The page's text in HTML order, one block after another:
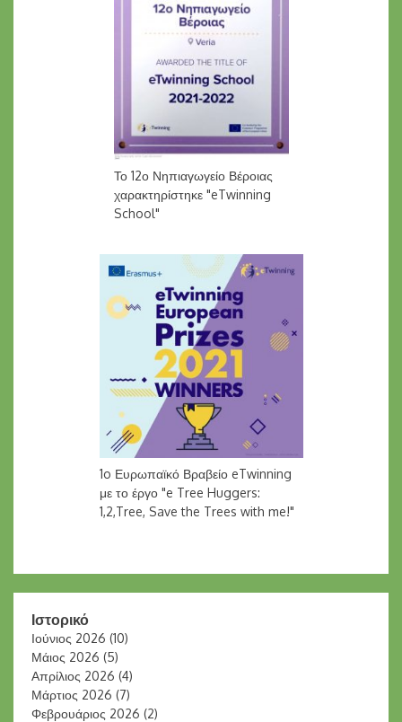
Το 12ο Νηπιαγωγείο Βέροιας
χαρακτηρίστηκε "eTwinning
School"
1o Ευρωπαϊκό Βραβείο eTwinning
με το έργο "e Tree Huggers:
1,2,Tree, Save the Trees with me!"
Ιστορικό
Ιούνιος 2026 (10)
Μάιος 2026 (5)
Απρίλιος 2026 (4)
Μάρτιος 2026 (7)
Φεβρουάριος 2026 (2)